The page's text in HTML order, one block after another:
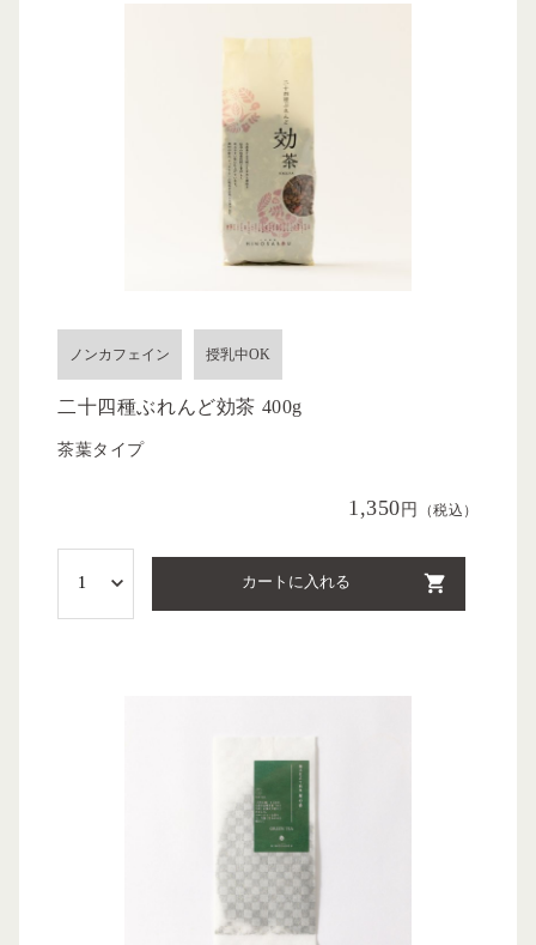
ノンカフェイン 授乳中OK
二十四種ぶれんど効茶 400g
茶葉タイプ
1,350円 （税込）
カートに入れる